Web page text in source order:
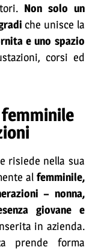
Non solo un
che unisce la
e uno spazio
corsi ed
risiede nella sua
alfemminile,
– nonna,
giovane e
in azienda.
prende forma